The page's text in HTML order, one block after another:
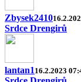
Zbysek2410
Srdce Drengirů
lantan1 16.2.2023